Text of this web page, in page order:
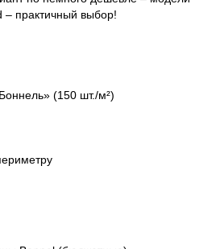
– практичный выбор!
(150 шт./м²)